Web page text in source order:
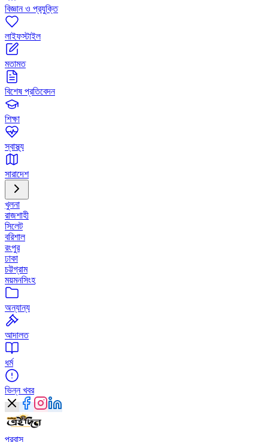
বিজ্ঞান ও প্রযুক্তি
লাইফস্টাইল
মতামত
বিশেষ প্রতিবেদন
শিক্ষা
স্বাস্থ্য
সারাদেশ
খুলনা
রাজশাহী
সিলেট
বরিশাল
রংপুর
ঢাকা
চট্টগ্রাম
ময়মনসিংহ
অন্যান্য
আদালত
ধর্ম
ভিন্ন খবর
প্রবাস